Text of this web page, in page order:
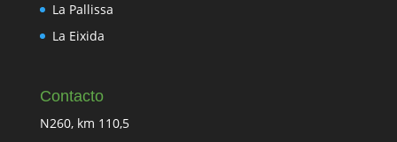
La Pallissa
La Eixida
Contacto
N260, km 110,5